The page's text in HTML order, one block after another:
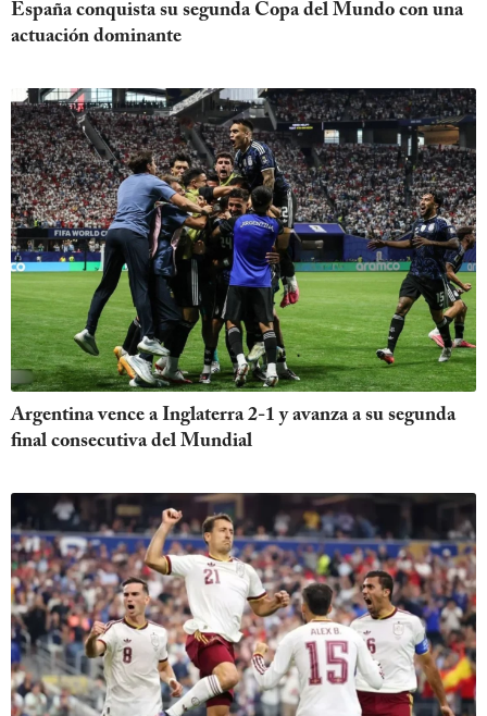
España conquista su segunda Copa del Mundo con una
actuación dominante
Argentina vence a Inglaterra 2-1 y avanza a su segunda
final consecutiva del Mundial